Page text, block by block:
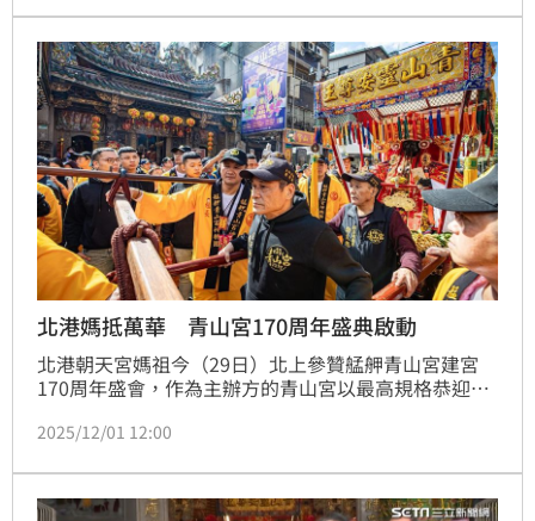
「全萬華都動起來了！」，3大神蹟也令信徒津津樂
道。
北港媽抵萬華 青山宮170周年盛典啟動
北港朝天宮媽祖今（29日）北上參贊艋舺青山宮建宮
170周年盛會，作為主辦方的青山宮以最高規格恭迎聖
為延續與北港媽的深厚情誼，執事人員早在 28 日便特
象徵兩宮歷史情誼的延續與尊崇。
2025/12/01 12:00